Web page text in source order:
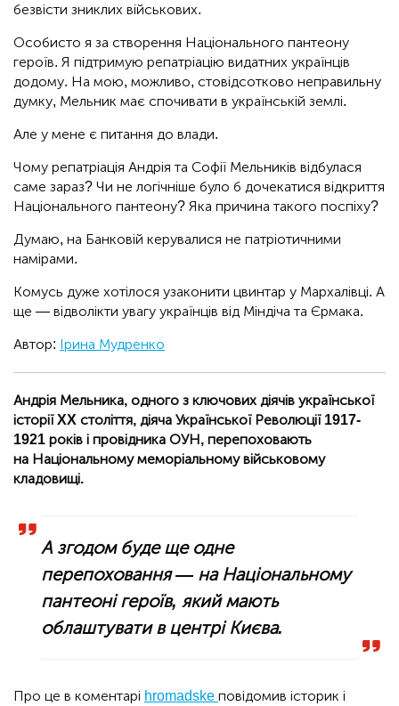
безвісти зниклих військових.
Особисто я за створення Національного пантеону
героїв. Я підтримую репатріацію видатних українців
додому. На мою, можливо, стовідсотково неправильну
думку, Мельник має спочивати в українській землі.
Але у мене є питання до влади.
Чому репатріація Андрія та Софії Мельників відбулася
саме зараз? Чи не логічніше було б дочекатися відкриття
Національного пантеону? Яка причина такого поспіху?
Думаю, на Банковій керувалися не патріотичними
намірами.
Комусь дуже хотілося узаконити цвинтар у Мархалівці. А
ще — відволікти увагу українців від Міндіча та Єрмака.
Автор: Ірина Мудренко
Андрія Мельника, одного з ключових діячів української
історії XX століття, діяча Української Революції 1917-
1921 років і провідника ОУН, перепоховають
на Національному меморіальному військовому
кладовищі.
А згодом буде ще одне
перепоховання — на Національному
пантеоні героїв, який мають
облаштувати в центрі Києва.
Про це в коментарі hromadske повідомив історик і